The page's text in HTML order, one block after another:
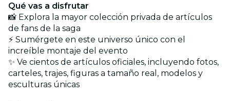
Qué vas a disfrutar
📸 Explora la mayor colección privada de artículos
de fans de la saga
⚡ Sumérgete en este universo único con el
increíble montaje del evento
✨ Ve cientos de artículos oficiales, incluyendo fotos,
carteles, trajes, figuras a tamaño real, modelos y
esculturas únicas